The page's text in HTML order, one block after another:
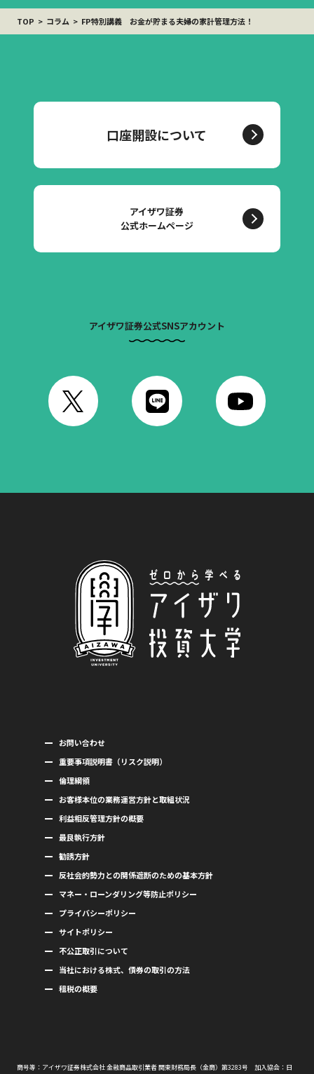
TOP コラム FP特別講義 お金が貯まる夫婦の家計管理方法！
口座開設について
アイザワ証券
公式ホームページ
アイザワ証券公式SNSアカウント
お問い合わせ
重要事項説明書（リスク説明）
倫理綱領
お客様本位の業務運営方針と取組状況
利益相反管理方針の概要
最良執行方針
勧誘方針
反社会的勢力との関係遮断のための基本方針
マネー・ローンダリング等防止ポリシー
プライバシーポリシー
サイトポリシー
不公正取引について
当社における株式、債券の取引の方法
租税の概要
商号等：アイザワ証券株式会社 金融商品取引業者 関東財務局長（金商）第3283号 加入協会：日